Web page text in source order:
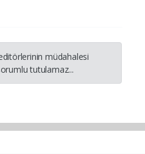
müdahalesi
tutulamaz...